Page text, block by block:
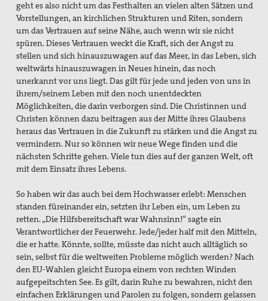
geht es also nicht um das Festhalten an vielen alten Sätzen und
Vorstellungen, an kirchlichen Strukturen und Riten, sondern
um das Vertrauen auf seine Nähe, auch wenn wir sie nicht
spüren. Dieses Vertrauen weckt die Kraft, sich der Angst zu
stellen und sich hinauszuwagen auf das Meer, in das Leben, sich
weltwärts hinauszuwagen in Neues hinein, das noch
unerkannt vor uns liegt. Das gilt für jede und jeden von uns in
ihrem/seinem Leben mit den noch unentdeckten
Möglichkeiten, die darin verborgen sind. Die Christinnen und
Christen können dazu beitragen aus der Mitte ihres Glaubens
heraus das Vertrauen in die Zukunft zu stärken und die Angst zu
vermindern. Nur so können wir neue Wege finden und die
nächsten Schritte gehen. Viele tun dies auf der ganzen Welt, oft
mit dem Einsatz ihres Lebens.
So haben wir das auch bei dem Hochwasser erlebt: Menschen
standen füreinander ein, setzten ihr Leben ein, um Leben zu
retten. „Die Hilfsbereitschaft war Wahnsinn!“ sagte ein
Verantwortlicher der Feuerwehr. Jede/jeder half mit den Mitteln,
die er hatte. Könnte, sollte, müsste das nicht auch alltäglich so
sein, selbst für die weltweiten Probleme möglich werden? Nach
den EU-Wahlen gleicht Europa einem von rechten Winden
aufgepeitschten See. Es gilt, darin Ruhe zu bewahren, nicht den
einfachen Erklärungen und Parolen zu folgen, sondern gelassen